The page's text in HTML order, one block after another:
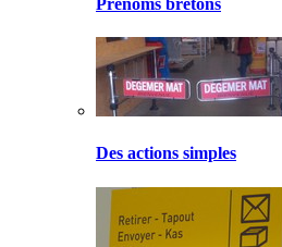
Des actions simples